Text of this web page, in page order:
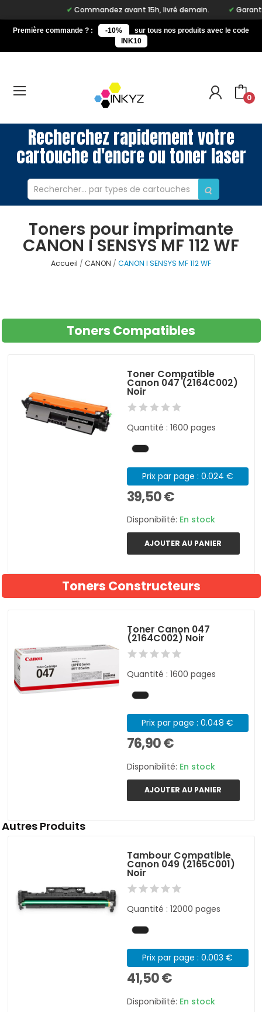
Commandez avant 15h, livré demain. Garantie
Première commande ? : -10%
sur tous nos produits avec le code
INK10
0
Recherchez rapidement votre
cartouche d'encre ou toner laser
Toners pour imprimante
CANON I SENSYS MF 112 WF
Accueil CANON CANON I SENSYS MF 112 WF
Toners Compatibles
Toner Compatible
Canon 047 (2164C002)
Noir
Quantité : 1600 pages
Prix par page : 0.024 €
39,50 €
Disponibilité: En stock
AJOUTER AU PANIER
Toners Constructeurs
Toner Canon 047
(2164C002) Noir
Quantité : 1600 pages
Prix par page : 0.048 €
76,90 €
Disponibilité: En stock
AJOUTER AU PANIER
Autres Produits
Tambour Compatible
Canon 049 (2165C001)
Noir
Quantité : 12000 pages
Prix par page : 0.003 €
41,50 €
Disponibilité: En stock